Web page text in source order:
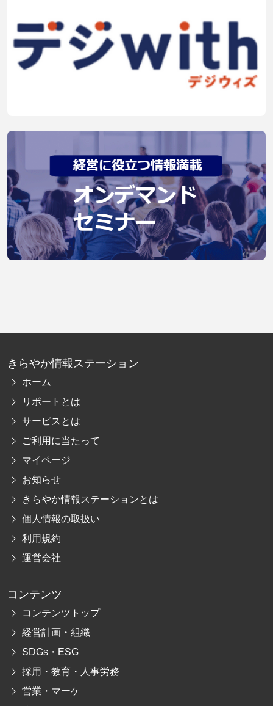
きらやか情報ステーション
ホーム
リポートとは
サービスとは
ご利用に当たって
マイページ
お知らせ
きらやか情報ステーションとは
個人情報の取扱い
利用規約
運営会社
コンテンツ
コンテンツトップ
経営計画・組織
SDGs・ESG
採用・教育・人事労務
営業・マーケ